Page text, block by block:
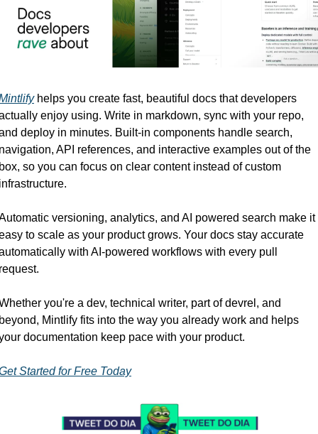
helps you create fast, beautiful docs that developers
enjoy using. Write in markdown, sync with your repo,
deploy in minutes. Built-in components handle search,
API references, and interactive examples out of the
so you can focus on clear content instead of custom
versioning, analytics, and AI powered search make it
to scale as your product grows. Your docs stay accurate
with AI-powered workflows with every pull
you're a dev, technical writer, part of devrel, and
Mintlify fits into the way you already work and helps
documentation keep pace with your product.
Started for Free Today